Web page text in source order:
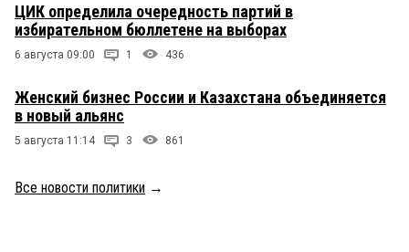
ЦИК определила очередность партий в
избирательном бюллетене на выборах
6 августа 09:00 1 436
Женский бизнес России и Казахстана объединяется
в новый альянс
5 августа 11:14 3 861
Все новости политики →